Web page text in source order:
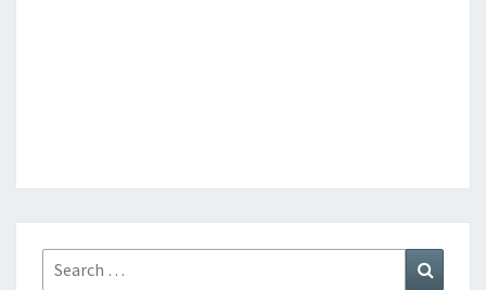
Search